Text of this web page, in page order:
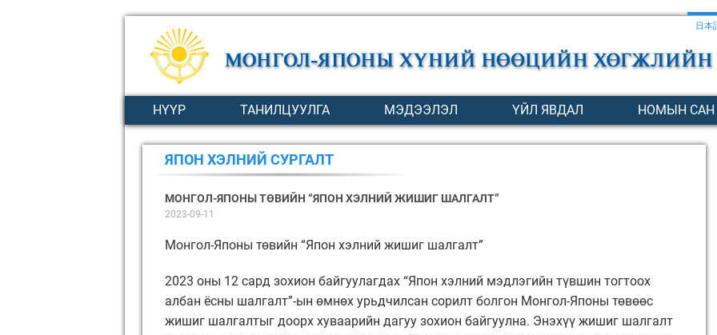
日本
НҮҮР ТАНИЛЦУУЛГА МЭДЭЭЛЭЛ ҮЙЛ ЯВДАЛ НОМЫН САН
ЯПОН ХЭЛНИЙ СУРГАЛТ
МОНГОЛ-ЯПОНЫ ТӨВИЙН “ЯПОН ХЭЛНИЙ ЖИШИГ ШАЛГАЛТ”
2023-09-11
Монгол-Японы төвийн “Япон хэлний жишиг шалгалт”
2023 оны 12 сард зохион байгуулагдах “Япон хэлний мэдлэгийн түвшин тогтоох
албан ёсны шалгалт”-ын өмнөх урьдчилсан сорилт болгон Монгол-Японы төвөөс
жишиг шалгалтыг доорх хуваарийн дагуу зохион байгуулна. Энэхүү жишиг шалгалт